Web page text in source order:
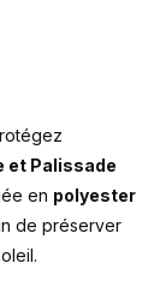
et Palissade
en polyester
de préserver